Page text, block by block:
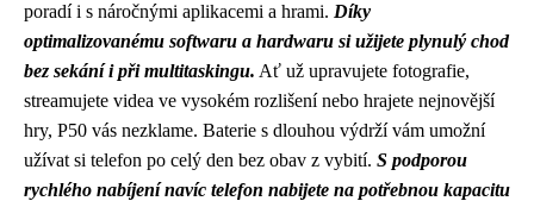
poradí i s náročnými aplikacemi a hrami. Díky
optimalizovanému softwaru a hardwaru si užijete plynulý chod
bez sekání i při multitaskingu. Ať už upravujete fotografie,
streamujete videa ve vysokém rozlišení nebo hrajete nejnovější
hry, P50 vás nezklame. Baterie s dlouhou výdrží vám umožní
užívat si telefon po celý den bez obav z vybití. S podporou
rychlého nabíjení navíc telefon nabijete na potřebnou kapacitu